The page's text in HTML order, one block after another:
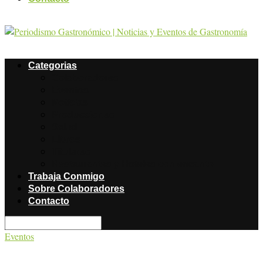
Categorias
Trabaja Conmigo
Sobre Colaboradores
Contacto
Eventos